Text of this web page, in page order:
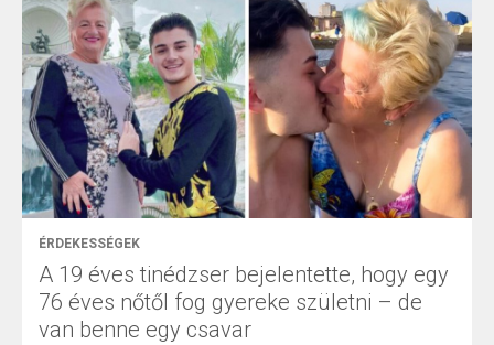
ÉRDEKESSÉGEK
A 19 éves tinédzser bejelentette, hogy egy
76 éves nőtől fog gyereke születni – de
van benne egy csavar